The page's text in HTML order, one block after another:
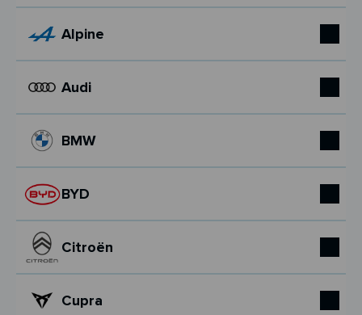
Alpine
Audi
BMW
BYD
Citroën
Cupra